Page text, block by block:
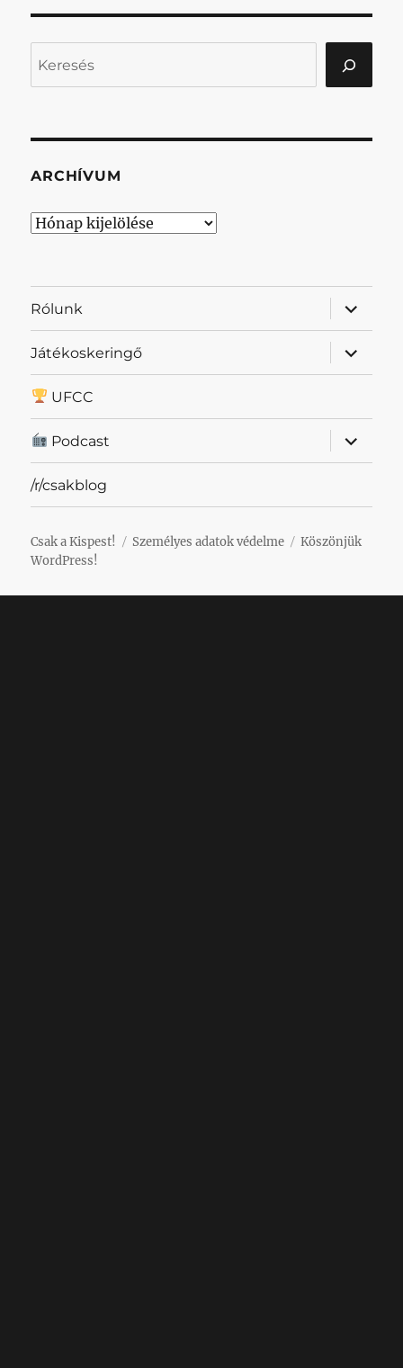
ARCHÍVUM
Archívum
Rólunk
almenü
Játékoskeringő
almenü
UFCC
Podcast
almenü
/r/csakblog
Csak a Kispest! Személyes adatok védelme
Köszönjük
WordPress!